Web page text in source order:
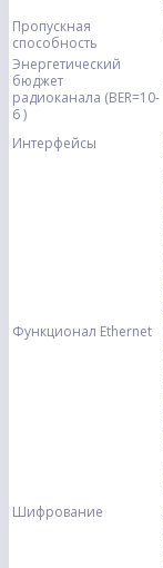
Пропускная
способность
Энергетический
бюджет
радиоканала (BER=10-
6 )
Интерфейсы
Функционал Ethernet
Шифрование